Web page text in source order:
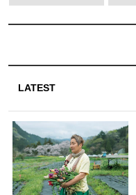
LATEST